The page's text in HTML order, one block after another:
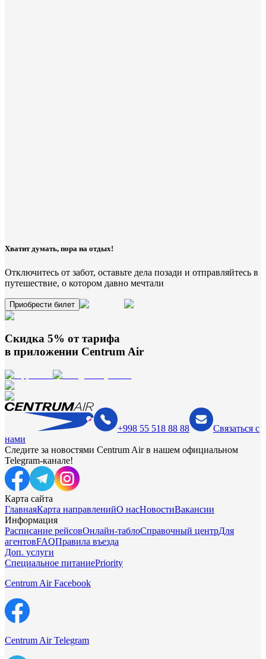
Хватит думать, пора на отдых!
Отключитесь от забот, оставьте дела позади и отправляйтесь в
путешествие, о котором давно мечтали
Приобрести билет
Скидка 5% от тарифа
в приложении Centrum Air
+998 55 518 88 88
Связаться с
нами
Следите за новостями Centrum Air в нашем официальном
Telegram-канале!
Карта сайта
ГлавнаяКарта направленийО насНовостиВакансии
Информация
Расписание рейсовОнлайн-таблоСправочный центрДля
агентовFAQПравила въезда
Доп. услуги
Специальное питаниеPriority
Centrum Air Facebook
Centrum Air Telegram